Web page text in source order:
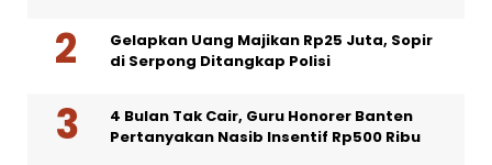
Gelapkan Uang Majikan Rp25 Juta, Sopir
di Serpong Ditangkap Polisi
4 Bulan Tak Cair, Guru Honorer Banten
Pertanyakan Nasib Insentif Rp500 Ribu